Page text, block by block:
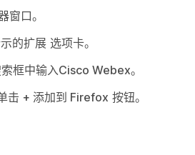
窗口。
的扩展 选项卡。
框中输入Cisco Webex。
击 + 添加到 Firefox 按钮。